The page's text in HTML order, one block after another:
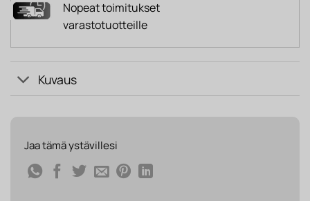
Nopeat toimitukset
varastotuotteille
Kuvaus
Jaa tämä ystävillesi